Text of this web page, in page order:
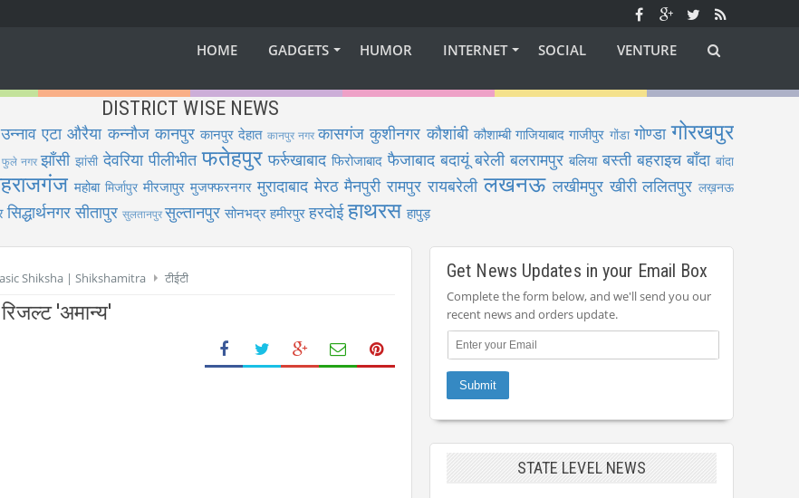
HOME GADGETS HUMOR INTERNET SOCIAL VENTURE
DISTRICT WISE NEWS
उन्नाव एटा औरैया कन्नौज कानपुर कानपुर देहात कानपुर नगर कासगंज कुशीनगर कौशांबी कौशाम्बी गाजियाबाद गाजीपुर गोंडा गोण्डा गोरखपुर
फुले नगर झाँसी झांसी देवरिया पीलीभीत फतेहपुर फर्रुखाबाद फिरोजाबाद फैजाबाद बदायूं बरेली बलरामपुर बलिया बस्ती बहराइच बाँदा बांदा
महोबा मिर्जापुर मीरजापुर मुजफ्फरनगर मुरादाबाद मेरठ मैनपुरी रामपुर रायबरेली लखनऊ लखीमपुर खीरी ललितपुर लख़नऊ
सिद्धार्थनगर सीतापुर सुलतानपुरसुल्तानपुर सोनभद्र हमीरपुर हरदोई हाथरस हापुड़
Shiksha | Shikshamitra टीईटी
'अमान्य'
Get News Updates in your Email Box
Complete the form below, and we'll send you our
recent news and orders update.
STATE LEVEL NEWS